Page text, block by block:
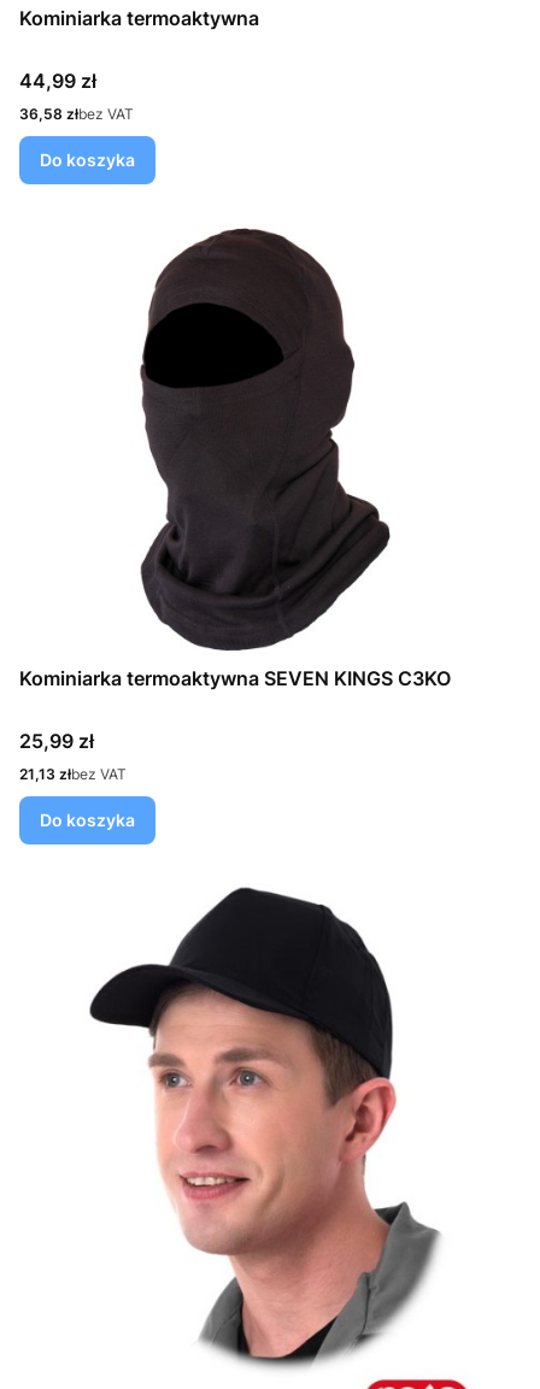
Kominiarka termoaktywna
Cena
44,99 zł
Cena
36,58 złbez VAT
Do koszyka
Kominiarka termoaktywna SEVEN KINGS C3KO
Cena
25,99 zł
Cena
21,13 złbez VAT
Do koszyka